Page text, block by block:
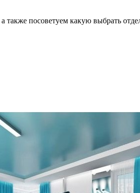
посоветуем какую выбрать